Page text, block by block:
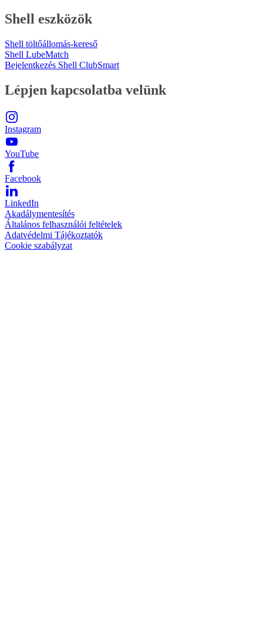
Shell eszközök
Shell töltőállomás-kereső
Shell LubeMatch
Bejelentkezés Shell ClubSmart
Lépjen kapcsolatba velünk
Instagram
YouTube
Facebook
LinkedIn
Akadálymentesítés
Általános felhasználói feltételek
Adatvédelmi Tájékoztatók
Cookie szabályzat